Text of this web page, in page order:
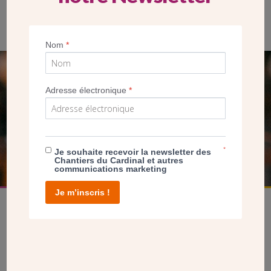
SEUL VOTRE DON
NOUS PERMET D’AGIR
FAIRE UN DON
Nom*
Adresse électronique*
Je souhaite recevoir la newsletter des
Chantiers du Cardinal et autres
communications marketing
*
Je m’inscris !